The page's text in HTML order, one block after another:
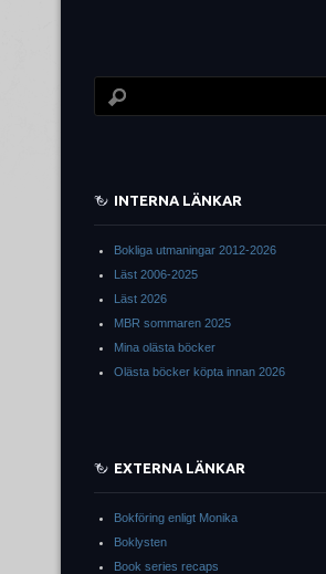
INTERNA LÄNKAR
Bokliga utmaningar 2012-2026
Läst 2006-2025
Läst 2026
MBR sommaren 2025
Mina olästa böcker
Olästa böcker köpta innan 2026
EXTERNA LÄNKAR
Bokföring enligt Monika
Boklysten
Book series recaps